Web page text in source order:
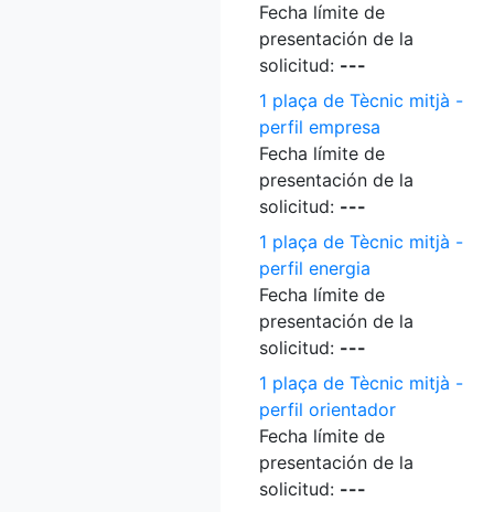
Fecha límite de
presentación de la
solicitud: ---
1 plaça de Tècnic mitjà -
perfil empresa
Fecha límite de
presentación de la
solicitud: ---
1 plaça de Tècnic mitjà -
perfil energia
Fecha límite de
presentación de la
solicitud: ---
1 plaça de Tècnic mitjà -
perfil orientador
Fecha límite de
presentación de la
solicitud: ---